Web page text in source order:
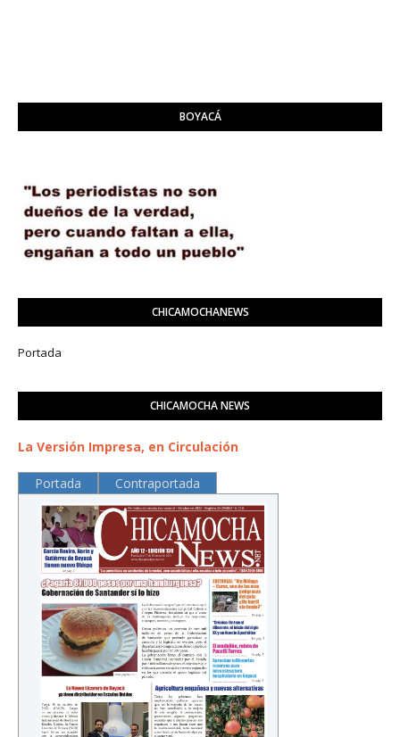
BOYACÁ
CHICAMOCHANEWS
Portada
CHICAMOCHA NEWS
La Versión Impresa, en Circulación
Portada Contraportada